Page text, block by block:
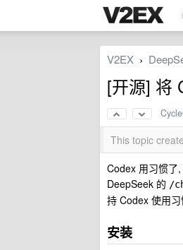
V2EX ›
[开源] 将
This topic
Codex 用习惯了
DeepSeek 的 /
持 Codex 使用
安装